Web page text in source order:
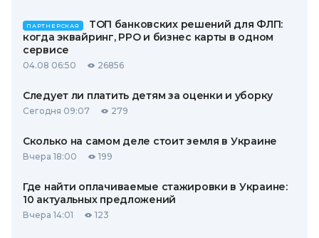
ПАРТНЕРСКАЯ
ТОП банковских решений для ФЛП:
когда эквайринг, РРО и бизнес карты в одном
сервисе
04.08 06:50 26856
Следует ли платить детям за оценки и уборку
Сегодня 09:07 279
Сколько на самом деле стоит земля в Украине
Вчера 18:00 199
Где найти оплачиваемые стажировки в Украине:
10 актуальных предложений
Вчера 14:01 123